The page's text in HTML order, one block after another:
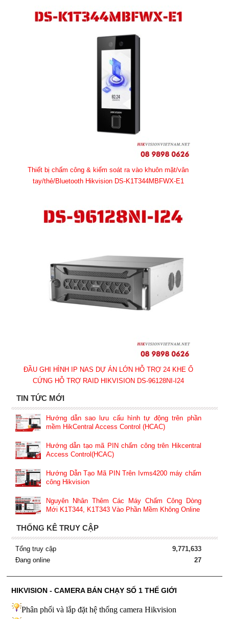
Thiết bị chấm công & kiểm soát ra vào khuôn mặt/vân
tay/thẻ/Bluetooth Hikvision DS-K1T344MBFWX-E1
ĐẦU GHI HÌNH IP NAS DỰ ÁN LỚN HỖ TRỢ 24 KHE Ổ
CỨNG HỖ TRỢ RAID HIKVISION DS-96128NI-I24
TIN TỨC MỚI
Hướng dẫn sao lưu cấu hình tự động trên phần
mềm HikCentral Access Control (HCAC)
Hướng dẫn tạo mã PIN chấm công trên Hikcentral
Access Control(HCAC)
Hướng Dẫn Tạo Mã PIN Trên Ivms4200 máy chấm
công Hikvision
Nguyên Nhân Thêm Các Máy Chấm Công Dòng
Mới K1T344, K1T343 Vào Phần Mềm Không Online
THỐNG KÊ TRUY CẬP
Tổng truy cập
9,771,633
Đang online
27
HIKVISION - CAMERA BÁN CHẠY SỐ 1 THẾ GIỚI
Phân phối và lắp đặt hệ thống camera Hikvision